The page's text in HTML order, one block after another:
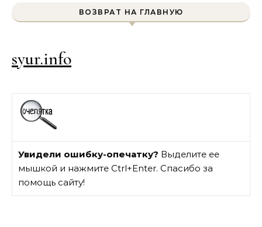
ВОЗВРАТ НА ГЛАВНУЮ
syur.info
Увидели ошибку-опечатку? Выделите ее
мышкой и нажмите Ctrl+Enter. Спасибо за
помощь сайту!